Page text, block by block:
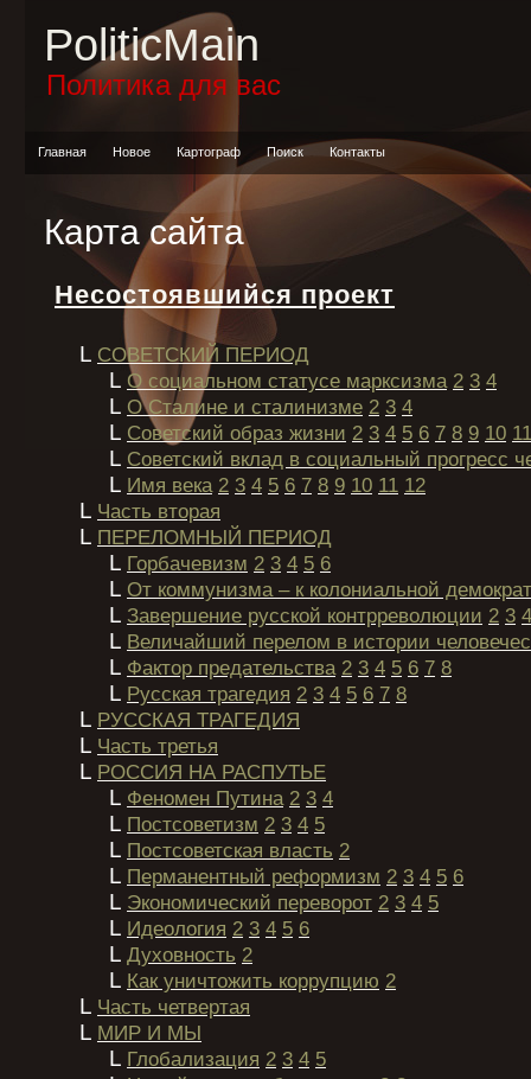
PoliticMain
Политика для вас
Главная Новое Картограф Поиск Контакты
Карта сайта
Несостоявшийся проект
L СОВЕТСКИЙ ПЕРИОД
L О социальном статусе марксизма 2 3 4
L О Сталине и сталинизме 2 3 4
L Советский образ жизни 2 3 4 5 6 7 8 9 10 11
L Советский вклад в социальный прогресс
L Имя века 2 3 4 5 6 7 8 9 10 11 12
L Часть вторая
L ПЕРЕЛОМНЫЙ ПЕРИОД
L Горбачевизм 2 3 4 5 6
L От коммунизма – к колониальной
L Завершение русской контрреволюции 2 3 4
L Величайший перелом в истории
L Фактор предательства 2 3 4 5 6 7 8
L Русская трагедия 2 3 4 5 6 7 8
L РУССКАЯ ТРАГЕДИЯ
L Часть третья
L РОССИЯ НА РАСПУТЬЕ
L Феномен Путина 2 3 4
L Постсоветизм 2 3 4 5
L Постсоветская власть 2
L Перманентный реформизм 2 3 4 5 6
L Экономический переворот 2 3 4 5
L Идеология 2 3 4 5 6
L Духовность 2
L Как уничтожить коррупцию 2
L Часть четвертая
L МИР И МЫ
L Глобализация 2 3 4 5